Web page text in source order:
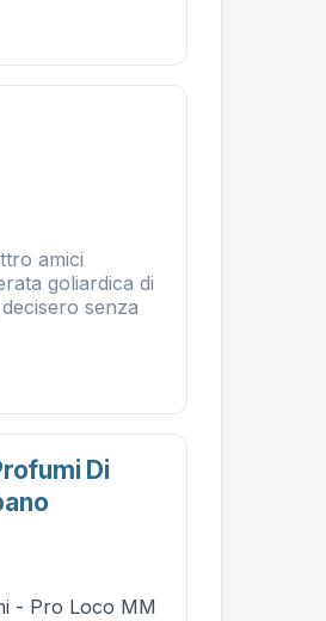
amici
goliardica di
senza
Di
- Pro Loco MM